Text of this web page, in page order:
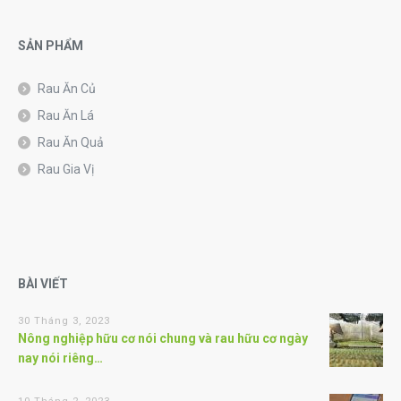
SẢN PHẨM
Rau Ăn Củ
Rau Ăn Lá
Rau Ăn Quả
Rau Gia Vị
BÀI VIẾT
30 Tháng 3, 2023
Nông nghiệp hữu cơ nói chung và rau hữu cơ ngày
nay nói riêng…